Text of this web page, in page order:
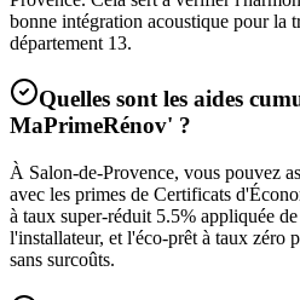
bonne intégration acoustique pour la
département 13.
Quelles sont les aides
MaPrimeRénov' ?
À Salon-de-Provence, vous pouvez
avec les primes de Certificats
à taux super-réduit 5.5% appliquée
l'installateur, et l'éco-prêt à taux zéro
sans surcoûts.